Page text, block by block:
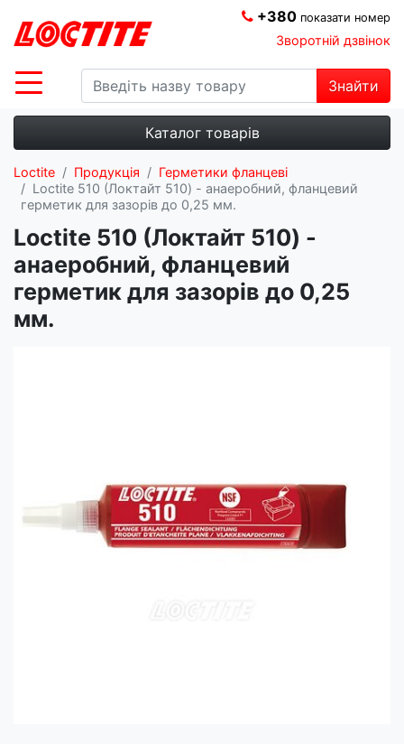
Знайти
+380 показати номер
Зворотній дзвінок
Каталог товарів
Loctite Продукція
Герметики фланцеві
Loctite 510 (Локтайт 510) - анаеробний, фланцевий
герметик для зазорів до 0,25 мм.
Loctite 510 (Локтайт 510) -
анаеробний, фланцевий
герметик для зазорів до 0,25
мм.